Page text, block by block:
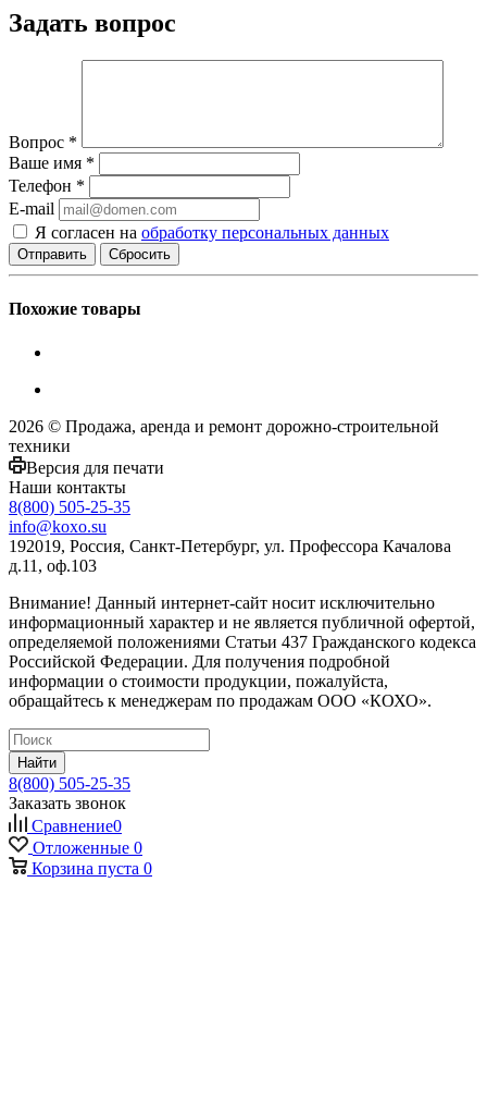
Задать вопрос
Вопрос *
Ваше имя *
Телефон *
E-mail
Я согласен на обработку персональных данных
Сбросить
Похожие товары
2026 © Продажа, аренда и ремонт дорожно-строительной
техники
Версия для печати
Наши контакты
8(800) 505-25-35
info@koxo.su
192019, Россия, Санкт-Петербург, ул. Профессора Качалова
д.11, оф.103
Внимание! Данный интернет-сайт носит исключительно
информационный характер и не является публичной офертой,
определяемой положениями Статьи 437 Гражданского кодекса
Российской Федерации. Для получения подробной
информации о стоимости продукции, пожалуйста,
обращайтесь к менеджерам по продажам ООО «КОХО».
Найти
8(800) 505-25-35
Заказать звонок
Сравнение0
Отложенные 0
Корзина пуста 0